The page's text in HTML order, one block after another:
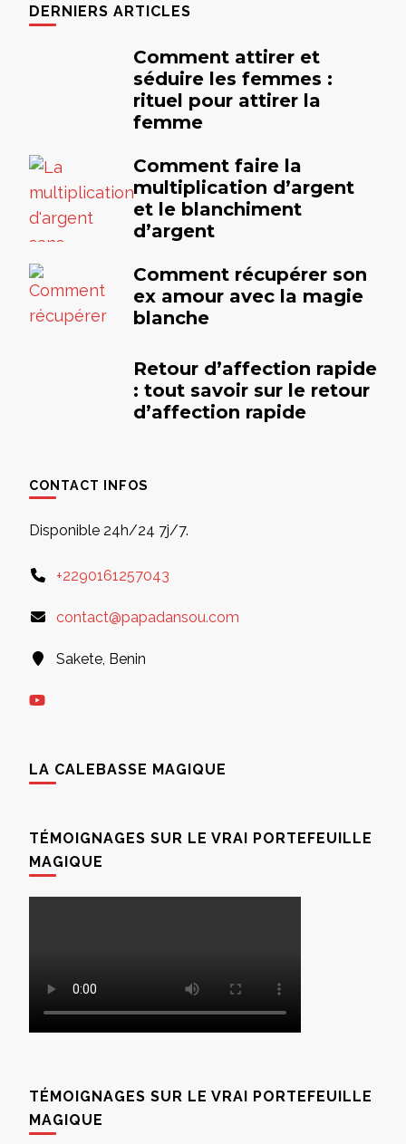
DERNIERS ARTICLES
Comment attirer et
séduire les femmes :
rituel pour attirer la
femme
Comment faire la
multiplication d’argent
et le blanchiment
d’argent
Comment récupérer son
ex amour avec la magie
blanche
Retour d’affection rapide
: tout savoir sur le retour
d’affection rapide
CONTACT INFOS
Disponible 24h/24 7j/7.
+2290161257043
contact@papadansou.com
Sakete, Benin
LA CALEBASSE MAGIQUE
TÉMOIGNAGES SUR LE VRAI PORTEFEUILLE
MAGIQUE
TÉMOIGNAGES SUR LE VRAI PORTEFEUILLE
MAGIQUE